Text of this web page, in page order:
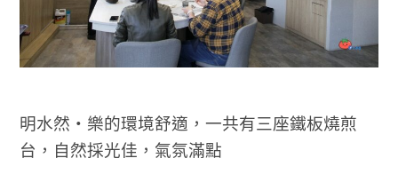
明水然・樂的環境舒適，一共有三座鐵板燒煎
台，自然採光佳，氣氛滿點